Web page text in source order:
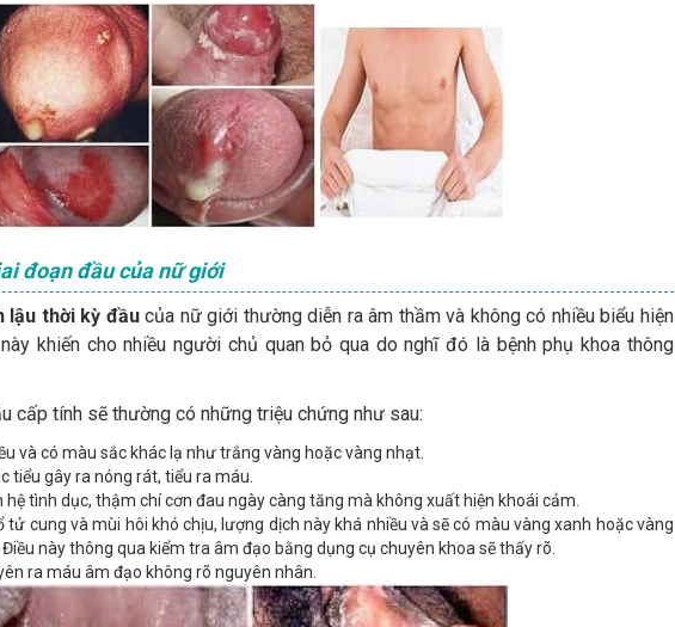
đoạn đầu của nữ giới
lậu thời kỳ đầucủa nữ giới thường diễn ra âm thầm và không có nhiều biểu hiện
khiến cho nhiều người chủ quan bỏ qua do nghĩ đó là bệnh phụ khoa thông
cấp tính sẽ thường có những triệu chứng như sau:
và có màu sắc khác lạ như trắng vàng hoặc vàng nhạt.
tiểu gây ra nóng rát, tiểu ra máu.
tình dục, thậm chí cơn đau ngày càng tăng mà không xuất hiện khoái cảm.
tử cung và mùi hôi khó chịu, lượng dịch này khá nhiều và sẽ có màu vàng xanh hoặc vàng
này thông qua kiểm tra âm đạo bằng dụng cụ chuyên khoa sẽ thấy rõ.
ra máu âm đạo không rõ nguyên nhân.